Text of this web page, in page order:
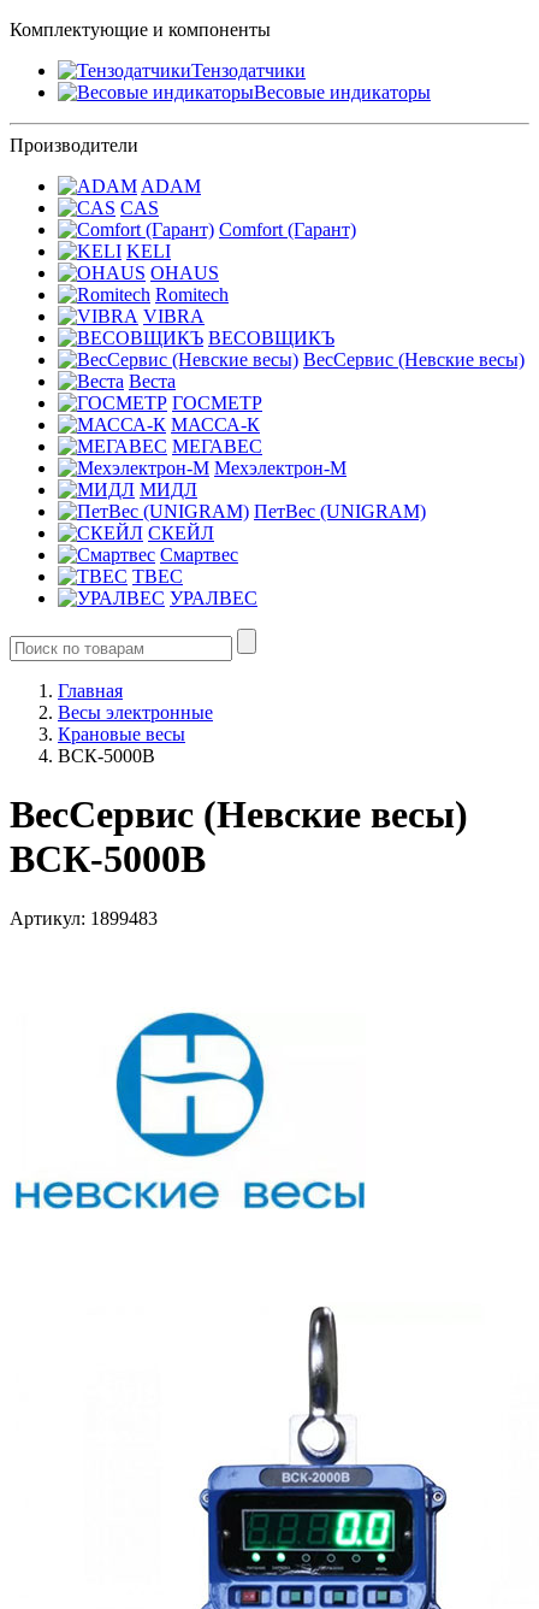
Комплектующие и компоненты
Тензодатчики
Весовые индикаторы
Производители
ADAM
CAS
Comfort (Гарант)
KELI
OHAUS
Romitech
VIBRA
ВЕСОВЩИКЪ
ВесСервис (Невские весы)
Веста
ГОСМЕТР
МАССА-К
МЕГАВЕС
Мехэлектрон-М
МИДЛ
ПетВес (UNIGRAM)
СКЕЙЛ
Смартвес
ТВЕС
УРАЛВЕС
Главная
Весы электронные
Крановые весы
ВСК-5000В
ВесСервис (Невские весы)
ВСК-5000В
Артикул: 1899483